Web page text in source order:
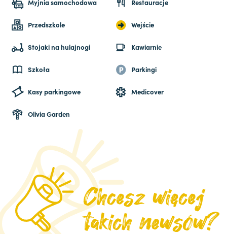
Myjnia samochodowa Restauracje
Przedszkole Wejście
Stojaki na hulajnogi Kawiarnie
Szkoła Parkingi
Kasy parkingowe Medicover
Olivia Garden